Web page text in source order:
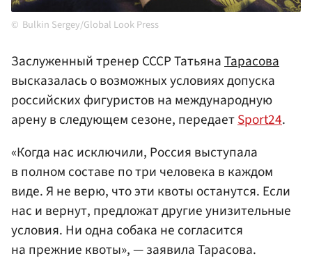
Bulkin Sergey/Global Look Press
Заслуженный тренер СССР ТатьянаТарасова
высказалась о возможных условиях допуска
российских фигуристов на международную
арену в следующем сезоне, передаетSport24.
«Когда нас исключили, Россия выступала
в полном составе по три человека в каждом
виде. Я не верю, что эти квоты останутся. Если
нас и вернут, предложат другие унизительные
условия. Ни одна собака не согласится
на прежние квоты», — заявила Тарасова.